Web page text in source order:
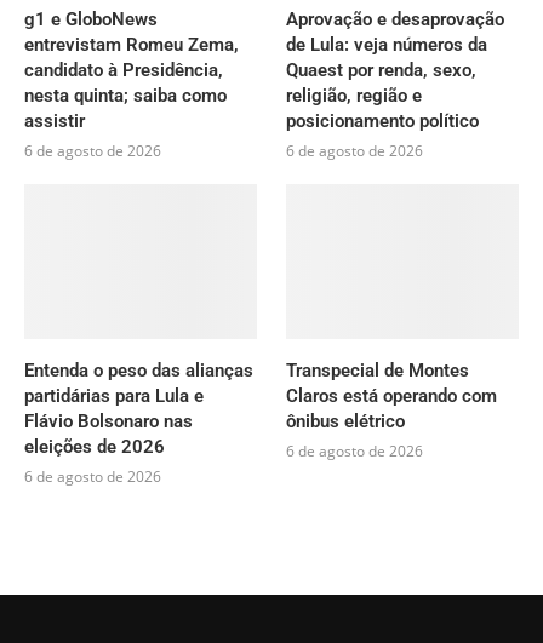
g1 e GloboNews
entrevistam Romeu Zema,
candidato à Presidência,
nesta quinta; saiba como
assistir
6 de agosto de 2026
Aprovação e desaprovação
de Lula: veja números da
Quaest por renda, sexo,
religião, região e
posicionamento político
6 de agosto de 2026
Entenda o peso das alianças
partidárias para Lula e
Flávio Bolsonaro nas
eleições de 2026
6 de agosto de 2026
Transpecial de Montes
Claros está operando com
ônibus elétrico
6 de agosto de 2026